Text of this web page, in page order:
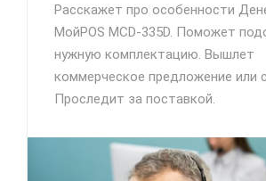
Расскажет про особенности
МойPOS MCD-335D. Поможет
нужную комплектацию. Вышлет
коммерческое предложение или
Проследит за поставкой.